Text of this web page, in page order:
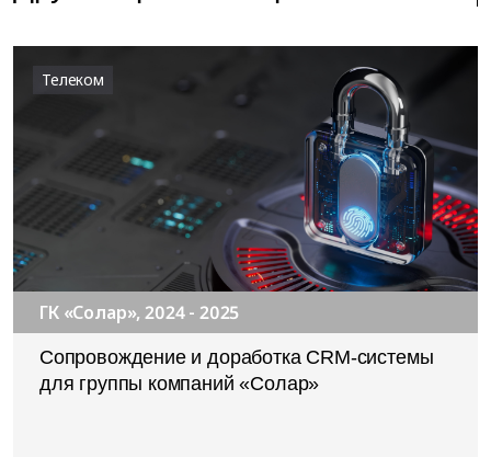
Телеком
ГК «Солар», 2024 - 2025
Сопровождение и доработка CRM-системы
для группы компаний «Солар»